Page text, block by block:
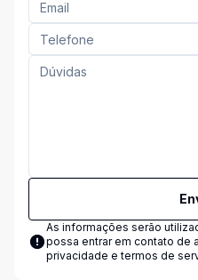
As informações serão
possa entrar em contato de
privacidade e termos de